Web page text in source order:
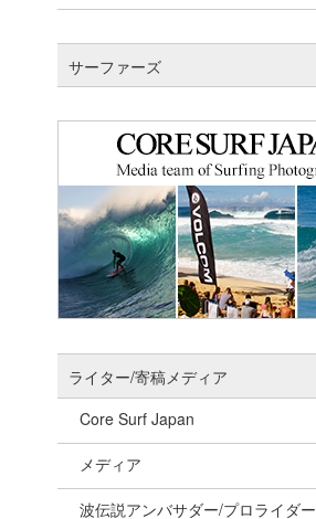
四国
沖縄
サーファーズ
ライター/寄稿メディア
Core Surf Japan
Naoya Kimoto
mitsuteru Kamio
メディア
SURFMEDIA
波伝説アンバサダー/プロライダー